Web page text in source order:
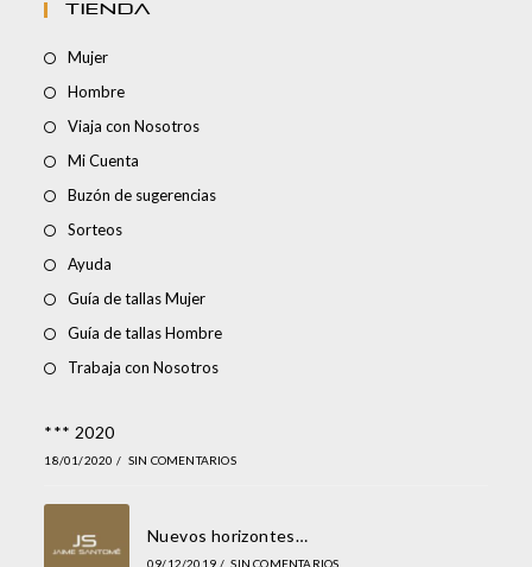
TIENDA
Mujer
Hombre
Viaja con Nosotros
Mi Cuenta
Buzón de sugerencias
Sorteos
Ayuda
Guía de tallas Mujer
Guía de tallas Hombre
Trabaja con Nosotros
*** 2020
18/01/2020 / SIN COMENTARIOS
Nuevos horizontes…
09/12/2019 / SIN COMENTARIOS